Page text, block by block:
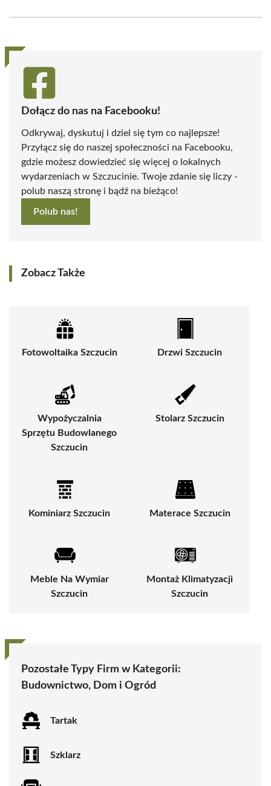
(Twitter)
Dołącz do nas na Facebooku!
Odkrywaj, dyskutuj i dziel się tym co najlepsze!
Przyłącz się do naszej społeczności na Facebooku,
gdzie możesz dowiedzieć się więcej o lokalnych
wydarzeniach w Szczucinie. Twoje zdanie się liczy -
polub naszą stronę i bądź na bieżąco!
Polub nas!
Zobacz Także
Fotowoltaika Szczucin Drzwi Szczucin
Wypożyczalnia
Sprzętu Budowlanego
Szczucin
Stolarz Szczucin
Kominiarz Szczucin Materace Szczucin
Meble Na Wymiar
Szczucin
Montaż Klimatyzacji
Szczucin
Pozostałe Typy Firm w Kategorii:
Budownictwo, Dom i Ogród
Tartak
Szklarz